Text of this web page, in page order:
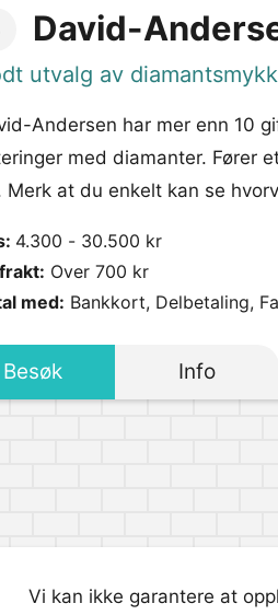
David-
utvalg av
Andersen har mer enn 10
med diamanter. Fører
Merk at du enkelt kan se
4.300 - 30.500 kr
Over 700 kr
med: Bankkort, Delbetaling,
Besøk Info
Vi kan ikke garantere at